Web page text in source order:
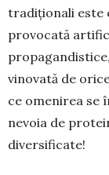
tradiționali este
provocată
vi­novată de
ce ome­nirea se
nevoia de
diver­sificate!